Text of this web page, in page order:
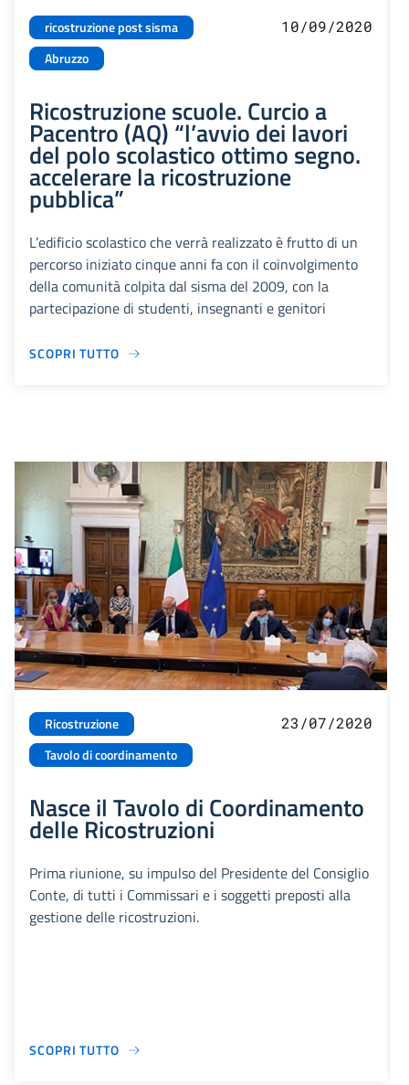
ricostruzione post sisma
Abruzzo
10/09/2020
Ricostruzione scuole. Curcio a
Pacentro (AQ) “l’avvio dei lavori
del polo scolastico ottimo segno.
accelerare la ricostruzione
pubblica”
L’edificio scolastico che verrà realizzato è frutto di un
percorso iniziato cinque anni fa con il coinvolgimento
della comunità colpita dal sisma del 2009, con la
partecipazione di studenti, insegnanti e genitori
SCOPRI TUTTO
Ricostruzione
Tavolo di coordinamento
23/07/2020
Nasce il Tavolo di Coordinamento
delle Ricostruzioni
Prima riunione, su impulso del Presidente del Consiglio
Conte, di tutti i Commissari e i soggetti preposti alla
gestione delle ricostruzioni.
SCOPRI TUTTO